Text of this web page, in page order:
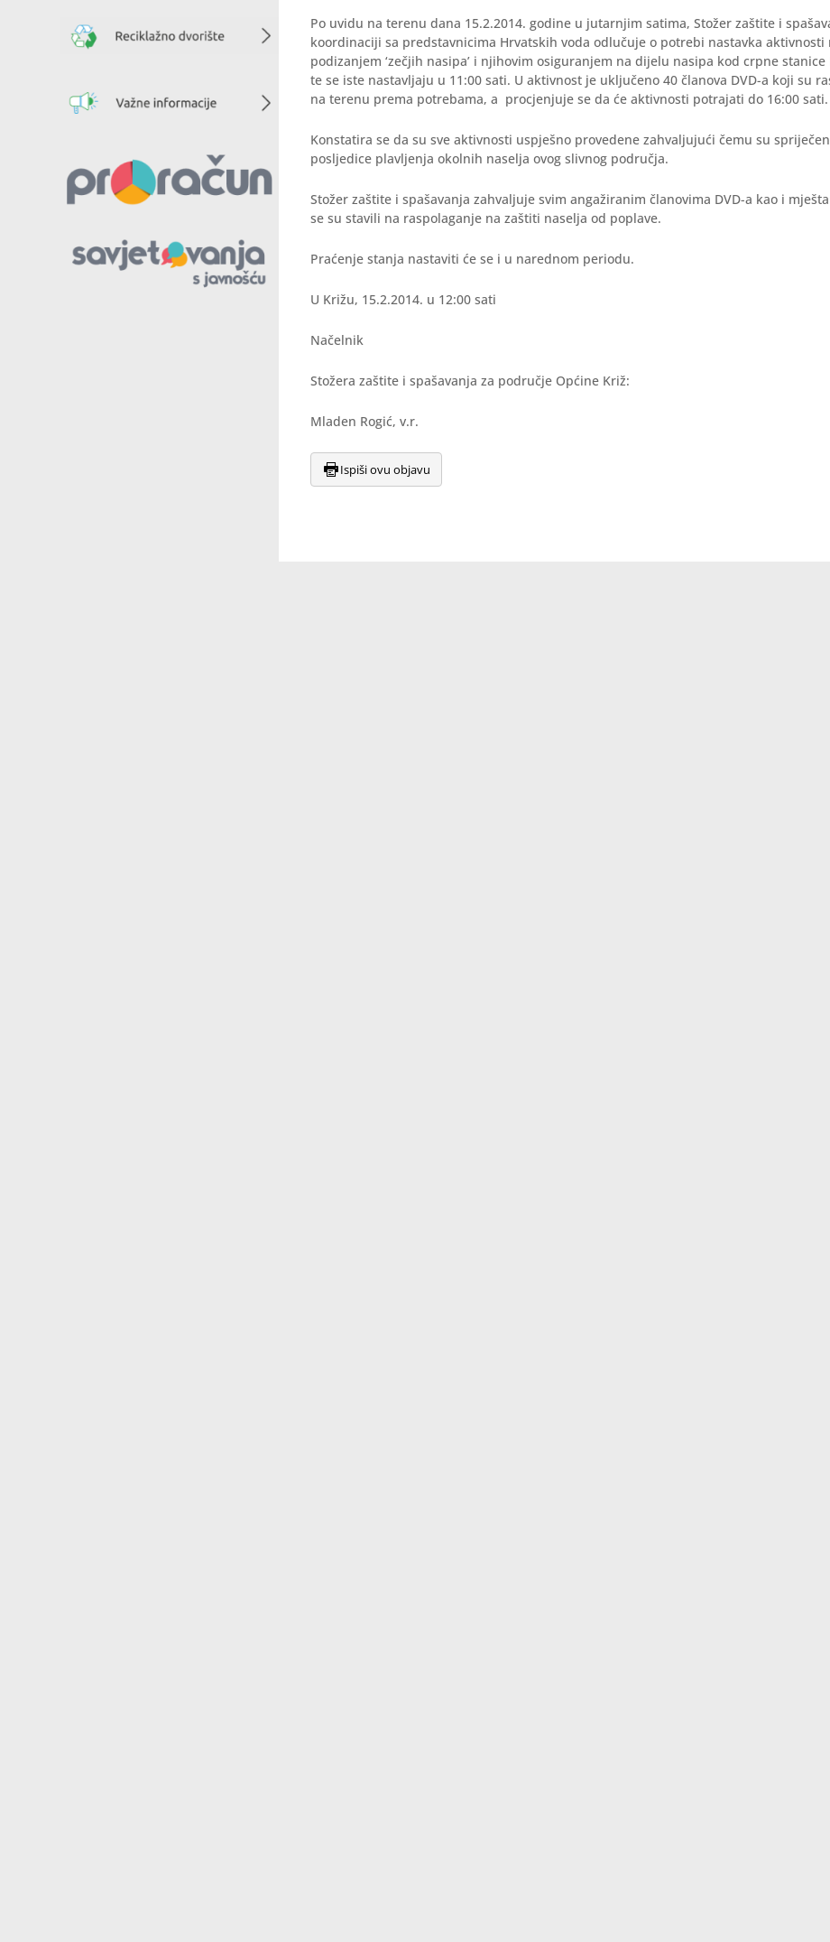
Po uvidu na terenu dana 15.2.2014. godine u jutarnjim satima, Stožer zaštite i
koordinaciji sa predstavnicima Hrvatskih voda odlučuje o potrebi nastavka aktivnosti
podizanjem ‘zečjih nasipa’ i njihovim osiguranjem na dijelu nasipa kod crpne
te se iste nastavljaju u 11:00 sati. U aktivnost je uključeno 40 članova DVD-a koji su
na terenu prema potrebama, a procjenjuje se da će aktivnosti potrajati do 16:00 sati.
Konstatira se da su sve aktivnosti uspješno provedene zahvaljujući čemu su
posljedice plavljenja okolnih naselja ovog slivnog područja.
Stožer zaštite i spašavanja zahvaljuje svim angažiranim članovima DVD-a kao i
se su stavili na raspolaganje na zaštiti naselja od poplave.
Praćenje stanja nastaviti će se i u narednom periodu.
U Križu, 15.2.2014. u 12:00 sati
Načelnik
Stožera zaštite i spašavanja za područje Općine Križ:
Mladen Rogić, v.r.
Ispiši ovu objavu